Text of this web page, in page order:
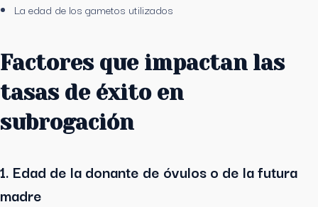
La edad de los gametos utilizados
Factores que impactan las
tasas de éxito en
subrogación
1. Edad de la donante de óvulos o de la futura
madre